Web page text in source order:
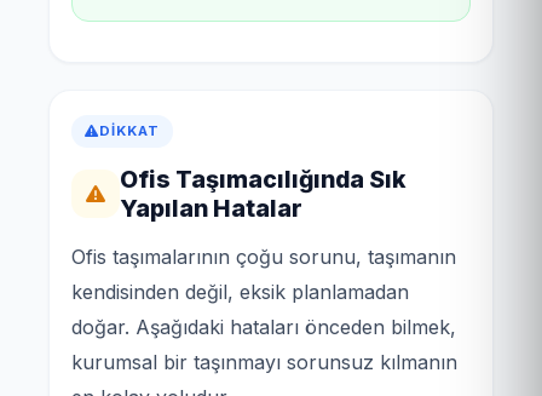
DIKKAT
Ofis Taşımacılığında Sık
Yapılan Hatalar
Ofis taşımalarının çoğu sorunu, taşımanın
kendisinden değil, eksik planlamadan
doğar. Aşağıdaki hataları önceden bilmek,
kurumsal bir taşınmayı sorunsuz kılmanın